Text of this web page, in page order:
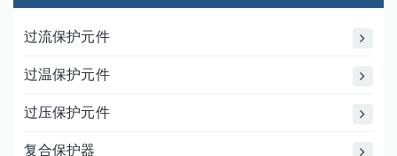
过流保护元件
过温保护元件
过压保护元件
复合保护器